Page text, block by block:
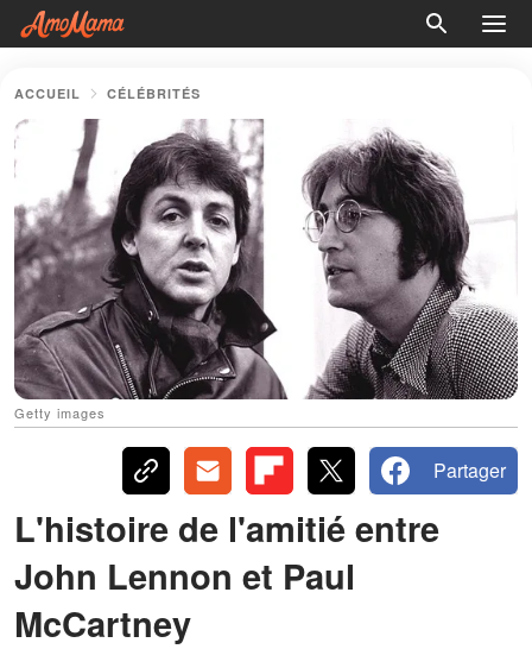
ACCUEIL CÉLÉBRITÉS
Getty images
Partager
L'histoire de l'amitié entre
John Lennon et Paul
McCartney